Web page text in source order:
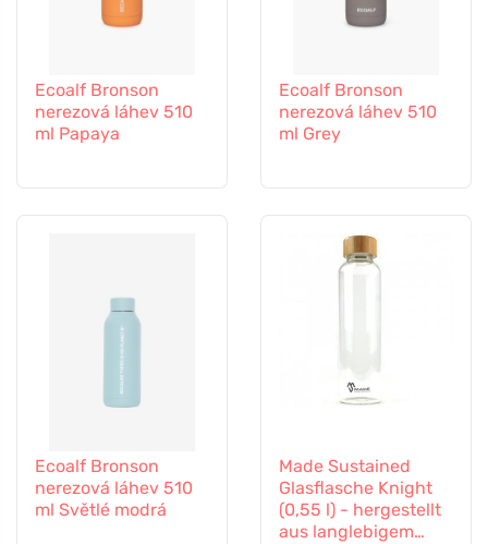
Ecoalf Bronson
nerezová láhev 510
ml Papaya
Ecoalf Bronson
nerezová láhev 510
ml Grey
Ecoalf Bronson
nerezová láhev 510
ml Světlé modrá
Made Sustained
Glasflasche Knight
(0,55 l) - hergestellt
aus langlebigem